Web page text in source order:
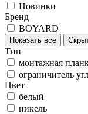
Новинки
Бренд
BOYARD
Показать все
Тип
монтажная
ограничитель
Цвет
белый
никель